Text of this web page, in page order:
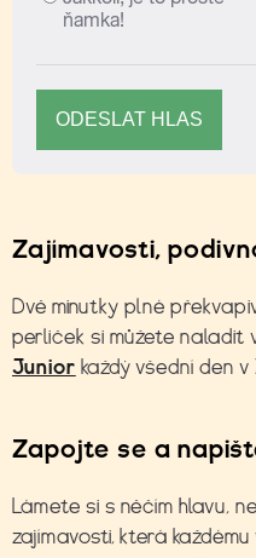
Zajímavosti,
Dvě minutky plné
perliček si můžete naladit
Junior každý všední den v
Zapojte se a
Lámete si s něčím hlavu,
zajímavosti, která